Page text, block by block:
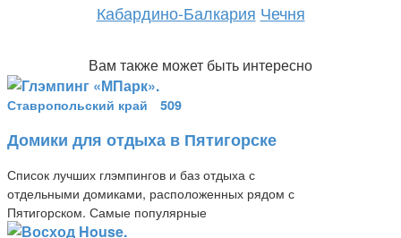
Кабардино-Балкария Чечня
Вам также может быть интересно
Ставропольский край 509
Домики для отдыха в Пятигорске
Список лучших глэмпингов и баз отдыха с
отдельными домиками, расположенных рядом с
Пятигорском. Самые популярные